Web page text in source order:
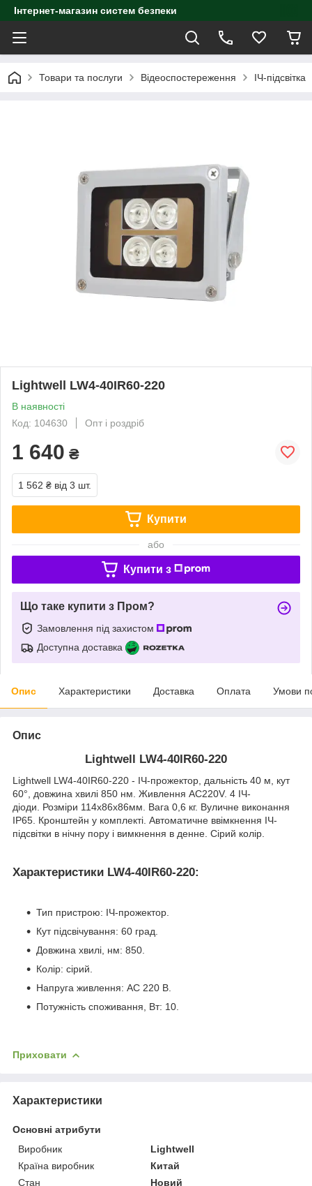
Інтернет-магазин систем безпеки
Товари та послуги Відеоспостереження ІЧ-підсвітка
Lightwell LW4-40IR60-220
В наявності
Код: 104630
Опт і роздріб
1 640 ₴
1 562 ₴ від 3 шт.
Купити
або
Купити з
Що таке купити з Пром?
Замовлення під захистом
Доступна доставка
Опис Характеристики Доставка Оплата Умови
Опис
Lightwell LW4-40IR60-220
Lightwell LW4-40IR60-220 - ІЧ-прожектор, дальність 40 м, кут
60°, довжина хвилі 850 нм. Живлення AC220V. 4 ІЧ-
діоди. Розміри 114х86х86мм. Вага 0,6 кг. Вуличне виконання
IP65. Кронштейн у комплекті. Автоматичне ввімкнення ІЧ-
підсвітки в нічну пору і вимкнення в денне. Сірий колір.
Характеристики LW4-40IR60-220:
Тип пристрою: ІЧ-прожектор.
Кут підсвічування: 60 град.
Довжина хвилі, нм: 850.
Колір: сірий.
Напруга живлення: AC 220 В.
Потужність споживання, Вт: 10.
Приховати
Характеристики
Основні атрибути
Виробник
Lightwell
Країна виробник
Китай
Стан
Новий